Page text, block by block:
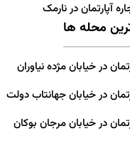
آپارتمان در نارمک
محله ها
در خیابان مژده نیاوران
در خیابان جهانتاب دولت
در خیابان مرجان بوکان